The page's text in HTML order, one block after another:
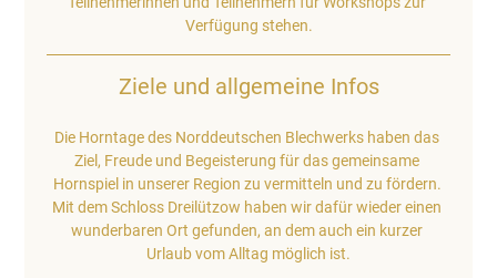
Verfügung stehen.
Ziele und allgemeine Infos
Die Horntage des Norddeutschen Blechwerks haben das
Ziel, Freude und Begeisterung für das gemeinsame
Hornspiel in unserer Region zu vermitteln und zu fördern.
Mit dem Schloss Dreilützow haben wir dafür wieder einen
wunderbaren Ort gefunden, an dem auch ein kurzer
Urlaub vom Alltag möglich ist.